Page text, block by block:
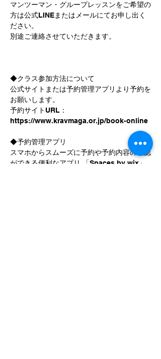
マンツーマン・グループレッスンをご希望の
方は公式LINEまたはメールにてお申し出く
ださい。
別途ご連絡させていただきます。
◆クラス参加方法について
公式サイトまたは予約管理アプリより予約を
お願いします。
予約サイトURL：
https://www.kravmaga.or.jp/book-online
◆予約管理アプリ
スマホからスムーズに予約や予約内容の確認
ができる便利なアプリ 「Spaces by wix」